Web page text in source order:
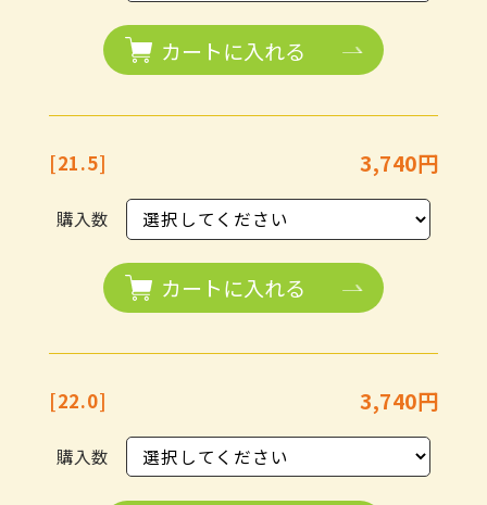
カートに入れる
[21.5] 3,740円
購入数
カートに入れる
[22.0] 3,740円
購入数